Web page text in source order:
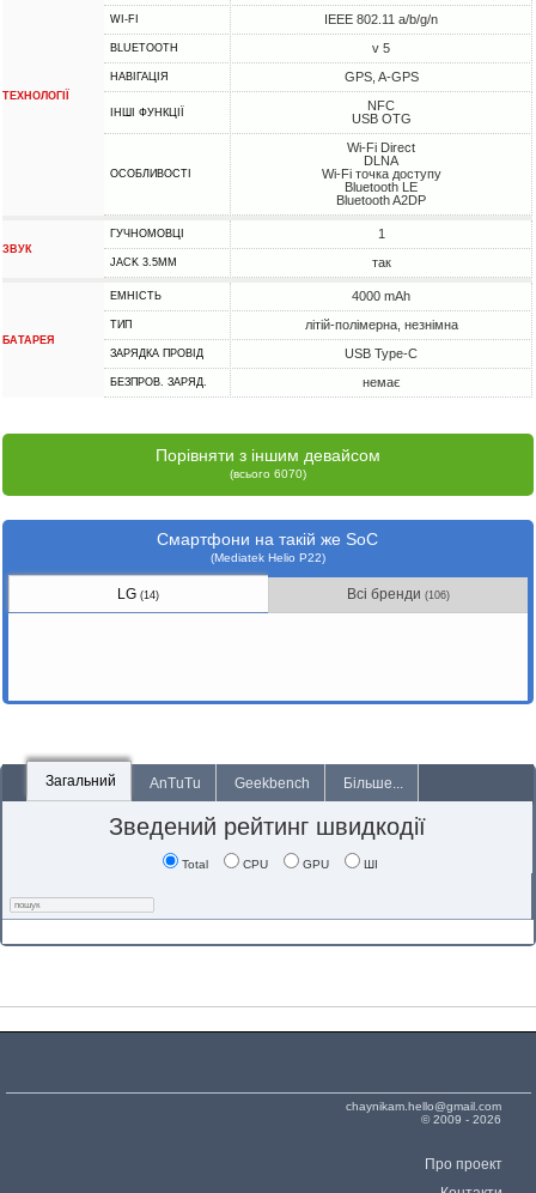
ТЕХНОЛОГІЇ
WI-FI IEEE 802.11 a/b/g/n
BLUETOOTH v 5
НАВІГАЦІЯ GPS, A-GPS
ІНШІ ФУНКЦІЇ
NFC
USB OTG
ОСОБЛИВОСТІ
Wi-Fi Direct
DLNA
Wi-Fi точка доступу
Bluetooth LE
Bluetooth A2DP
ЗВУК
ГУЧНОМОВЦІ 1
JACK 3.5MM так
БАТАРЕЯ
ЕМНІСТЬ 4000 mAh
ТИП літій-полімерна, незнімна
ЗАРЯДКА ПРОВІД USB Type-C
БЕЗПРОВ. ЗАРЯД. немає
Порівняти з іншим девайсом
(всього 6070)
Смартфони на такій же SoC
(Mediatek Helio P22)
LG(14) Всі бренди (106)
Загальний AnTuTu Geekbench Більше...
Зведений рейтинг швидкодії
Total CPU GPU ШІ
chaynikam.hello@gmail.com
© 2009 - 2026
Про проект